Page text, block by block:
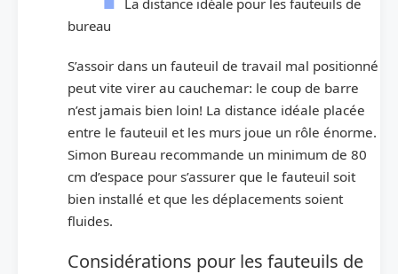
bureau
S’assoir dans un fauteuil de travail mal positionné
peut vite virer au cauchemar: le coup de barre
n’est jamais bien loin! La distance idéale placée
entre le fauteuil et les murs joue un rôle énorme.
Simon Bureau recommande un minimum de 80
cm d’espace pour s’assurer que le fauteuil soit
bien installé et que les déplacements soient
fluides.
Considérations pour les fauteuils de